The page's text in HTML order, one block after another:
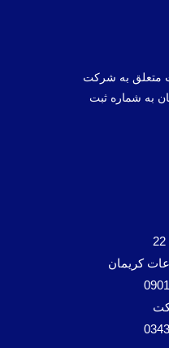
متعلق به شرکت
به شماره ثبت
کریمان